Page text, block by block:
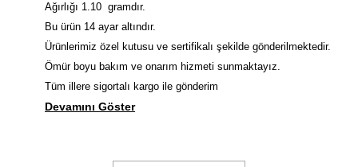
Ağırlığı 1.10 gramdır.
Bu ürün 14 ayar altındır.
Ürünlerimiz özel kutusu ve sertifikalı şekilde gönderilmektedir.
Ömür boyu bakım ve onarım hizmeti sunmaktayız.
Tüm illere sigortalı kargo ile gönderim
Devamını Göster